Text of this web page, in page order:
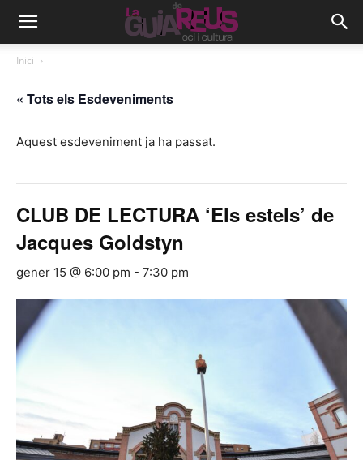
Inici
« Tots els Esdeveniments
Aquest esdeveniment ja ha passat.
CLUB DE LECTURA ‘Els estels’ de
Jacques Goldstyn
gener 15 @ 6:00 pm - 7:30 pm